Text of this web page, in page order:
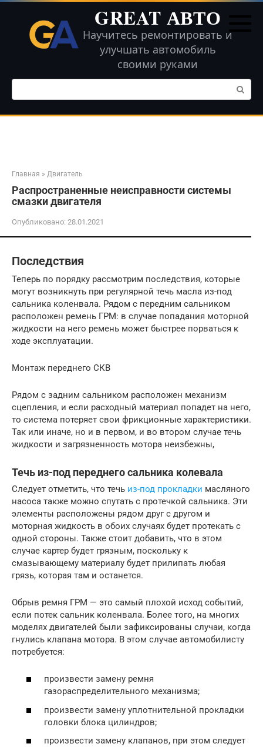
Перейти
контенту
GREAT АВТО
Научитесь ремонтировать и
улучшать автомобиль
своими руками
Поиск:
Главная » Двигатель
Распространенные неисправности системы
смазки двигателя
Опубликовано: 28.01.2021
Последствия
Теперь по порядку рассмотрим последствия, которые
могут возникнуть при регулярной течь масла из-под
сальника коленвала. Рядом с передним сальником
расположен ремень ГРМ: в случае попадания моторной
жидкости на него ремень может быстрее порваться к
ходе эксплуатации.
Монтаж переднего СКВ
Рядом с задним сальником расположен механизм
сцепления, и если расходный материал попадет на него,
то система потеряет свои фрикционные характеристики.
Так или иначе, но и в первом, и во втором случае течь
жидкости и загрязненность мотора неизбежны,
Течь из-под переднего сальника колевала
Следует отметить, что течь из-под прокладки масляного
насоса также можно спутать с протечкой сальника. Эти
элементы расположены рядом друг с другом и
моторная жидкость в обоих случаях будет протекать с
одной стороны. Также стоит добавить, что в этом
случае картер будет грязным, поскольку к
смазывающему материалу будет прилипать любая
грязь, которая там и останется.
Обрыв ремня ГРМ — это самый плохой исход событий,
если потек сальник коленвала. Более того, на многих
моделях двигателей были зафиксированы случаи, когда
гнулись клапана мотора. В этом случае автомобилисту
потребуется:
произвести замену ремня
газораспределительного механизма;
произвести замену уплотнительной прокладки
головки блока цилиндров;
произвести замену клапанов, при этом следует